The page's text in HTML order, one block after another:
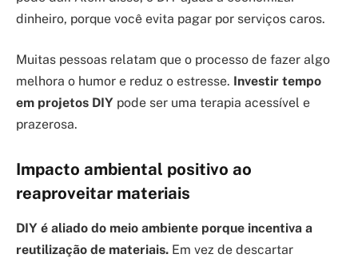
dinheiro, porque você evita pagar por serviços caros.
Muitas pessoas relatam que o processo de fazer algo
melhora o humor e reduz o estresse. Investir tempo
em projetos DIY pode ser uma terapia acessível e
prazerosa.
Impacto ambiental positivo ao
reaproveitar materiais
DIY é aliado do meio ambiente porque incentiva a
reutilização de materiais. Em vez de descartar